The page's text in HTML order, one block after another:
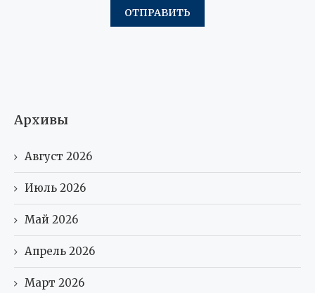
Архивы
Август 2026
Июль 2026
Май 2026
Апрель 2026
Март 2026